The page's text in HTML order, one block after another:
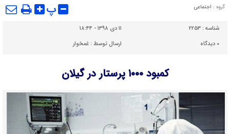
گروه : اجتماعی پ
شناسه : ۲۲۵۳
۱۱ دی ۱۳۹۸ - ۱۸:۴۴
۰ دیدگاه ارسال توسط :غمخوار
کمبود ١٠٠٠ پرستار در گیلان